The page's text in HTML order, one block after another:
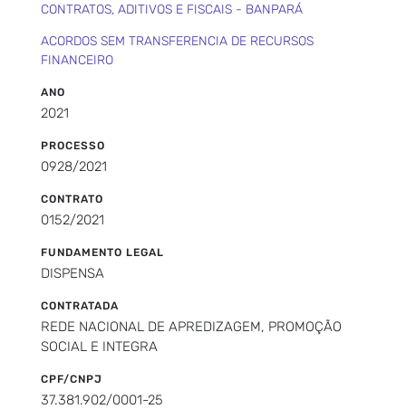
CONTRATOS, ADITIVOS E FISCAIS - BANPARÁ
ACORDOS SEM TRANSFERENCIA DE RECURSOS
FINANCEIRO
ANO
2021
PROCESSO
0928/2021
CONTRATO
0152/2021
FUNDAMENTO LEGAL
DISPENSA
CONTRATADA
REDE NACIONAL DE APREDIZAGEM, PROMOÇÃO
SOCIAL E INTEGRA
CPF/CNPJ
37.381.902/0001-25